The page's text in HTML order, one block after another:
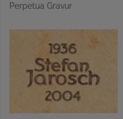
Perpetua Gravur